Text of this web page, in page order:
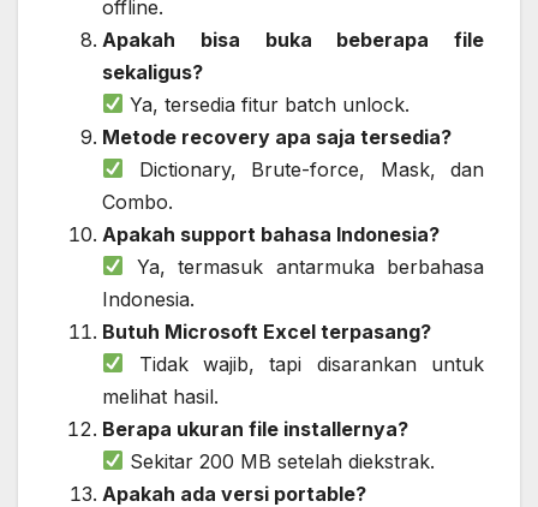
offline.
Apakah bisa buka beberapa file
sekaligus?
Ya, tersedia fitur batch unlock.
Metode recovery apa saja tersedia?
Dictionary, Brute-force, Mask, dan
Combo.
Apakah support bahasa Indonesia?
Ya, termasuk antarmuka berbahasa
Indonesia.
Butuh Microsoft Excel terpasang?
Tidak wajib, tapi disarankan untuk
melihat hasil.
Berapa ukuran file installernya?
Sekitar 200 MB setelah diekstrak.
Apakah ada versi portable?